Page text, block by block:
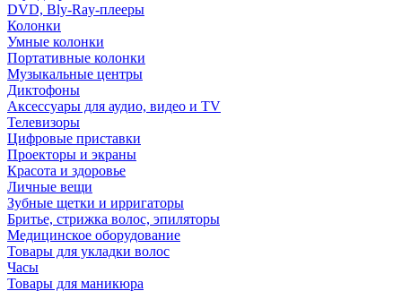
DVD, Bly-Ray-плееры
Колонки
Умные колонки
Портативные колонки
Музыкальные центры
Диктофоны
Аксессуары для аудио, видео и TV
Телевизоры
Цифровые приставки
Проекторы и экраны
Красота и здоровье
Личные вещи
Зубные щетки и ирригаторы
Бритье, стрижка волос, эпиляторы
Медицинское оборудование
Товары для укладки волос
Часы
Товары для маникюра